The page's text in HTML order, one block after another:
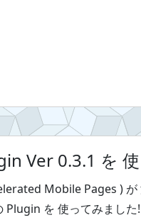
Ver 0.3.1 を
Mobile Pages ) が
Plugin を 使ってみました